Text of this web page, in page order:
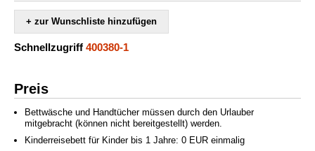
+ zur Wunschliste hinzufügen
Schnellzugriff 400380-1
Preis
Bettwäsche und Handtücher müssen durch den Urlauber
mitgebracht (können nicht bereitgestellt) werden.
Kinderreisebett für Kinder bis 1 Jahre: 0 EUR einmalig